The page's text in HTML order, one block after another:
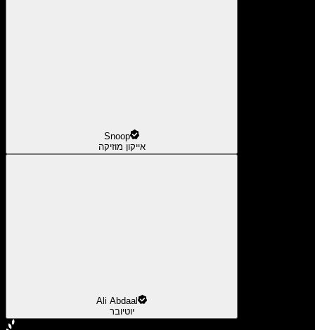
Snoop
אייקון מוזיקה
Ali Abdaal
יוטיובר